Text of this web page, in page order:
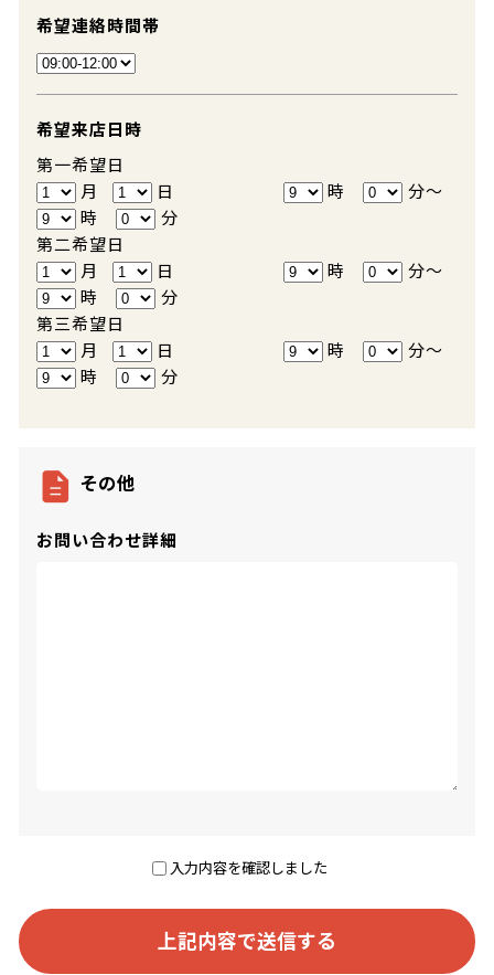
希望連絡時間帯
希望来店日時
第一希望日
月
日 時
分～
時
分
第二希望日
月
日 時
分～
時
分
第三希望日
月
日 時
分～
時
分
その他
お問い合わせ詳細
入力内容を確認しました